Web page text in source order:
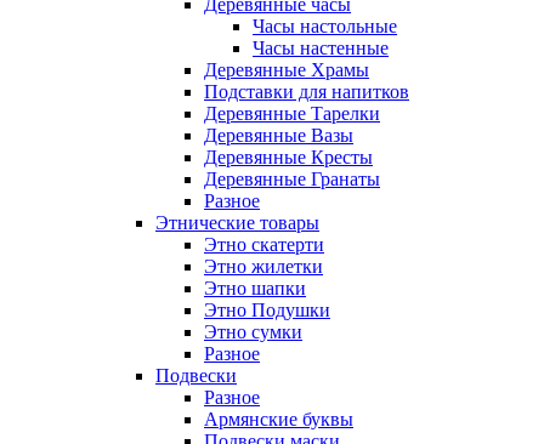
Деревянные часы
Часы настольные
Часы настенные
Деревянные Храмы
Подставки для напитков
Деревянные Тарелки
Деревянные Вазы
Деревянные Кресты
Деревянные Гранаты
Разное
Этнические товары
Этно скатерти
Этно жилетки
Этно шапки
Этно Подушки
Этно сумки
Разное
Подвески
Разное
Армянские буквы